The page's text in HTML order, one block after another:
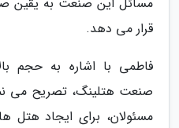
قرار می دهد.
فاطمی با اشاره به حجم
صنعت هتلینگ، تصریح می
مسئولان، برای ایجاد هتل